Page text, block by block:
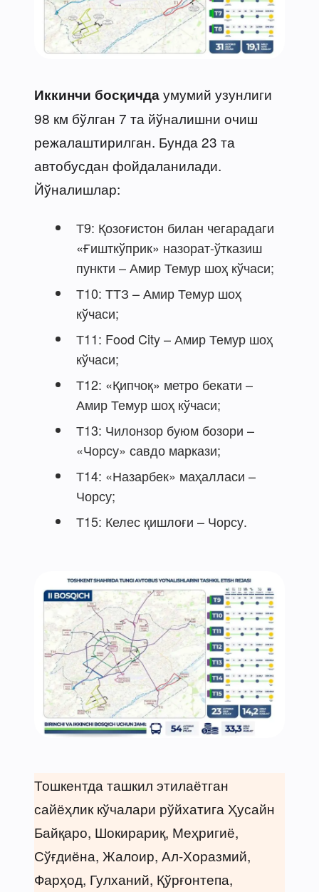
Иккинчи босқичдаумумий узунлиги
98 км бўлган 7 та йўналишни очиш
режалаштирилган. Бунда 23 та
автобусдан фойдаланилади.
Йўналишлар:
Т9: Қозоғистон билан чегарадаги
«Ғишткўприк» назорат-ўтказиш
пункти – Амир Темур шоҳ кўчаси;
Т10: ТТЗ – Амир Темур шоҳ
кўчаси;
Т11: Food City – Амир Темур шоҳ
кўчаси;
Т12: «Қипчоқ» метро бекати –
Амир Темур шоҳ кўчаси;
Т13: Чилонзор буюм бозори –
«Чорсу» савдо маркази;
Т14: «Назарбек» маҳалласи –
Чорсу;
Т15: Келес қишлоғи – Чорсу.
Тошкентда ташкил этилаётган
сайёҳлик кўчалари рўйхатига Ҳусайн
Байқаро, Шокирариқ, Меҳригиё,
Сўғдиёна, Жалоир, Ал-Хоразмий,
Фарҳод, Гулханий, Қўрғонтепа,